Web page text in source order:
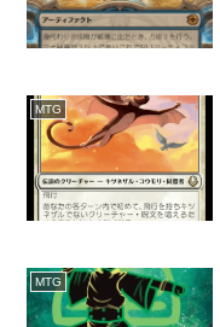
MTG
MTG